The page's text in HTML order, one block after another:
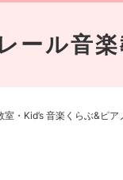
ル音楽
・Kid’s 音楽くらぶ&ピア